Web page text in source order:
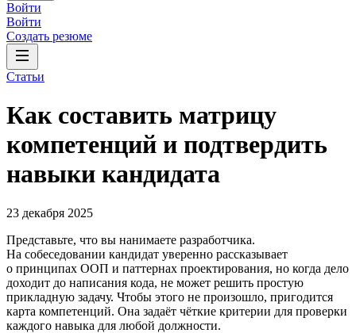
Войти
Войти
Создать резюме
Статьи
Как составить матрицу
компетенций и подтвердить
навыки кандидата
23 декабря 2025
Представьте, что вы нанимаете разработчика.
На собеседовании кандидат уверенно рассказывает
о принципах ООП и паттернах проектирования, но когда дело
доходит до написания кода, не может решить простую
прикладную задачу. Чтобы этого не произошло, пригодится
карта компетенций. Она задаёт чёткие критерии для проверки
каждого навыка для любой должности.